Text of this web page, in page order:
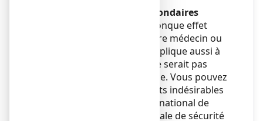
Déclaration des effets secondaires
Si vous ressentez un quelconque effet
indésirable, parlez-en à votre médecin ou
votre pharmacien. Ceci s’applique aussi à
tout effet indésirable qui ne serait pas
mentionné dans cette notice. Vous pouvez
également déclarer les effets indésirables
directement via le système national de
déclaration : Agence nationale de sécurité